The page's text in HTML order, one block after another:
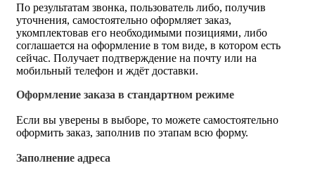
По результатам звонка, пользователь либо, получив
уточнения, самостоятельно оформляет заказ,
укомплектовав его необходимыми позициями, либо
соглашается на оформление в том виде, в котором есть
сейчас. Получает подтверждение на почту или на
мобильный телефон и ждёт доставки.
Оформление заказа в стандартном режиме
Если вы уверены в выборе, то можете самостоятельно
оформить заказ, заполнив по этапам всю форму.
Заполнение адреса